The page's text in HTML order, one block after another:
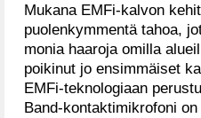
Mukana EMFi-kalvon
puolenkymmentä tahoa,
monia haaroja omilla
poikinut jo ensimmäiset
EMFi-teknologiaan
Band-kontaktimikrofoni